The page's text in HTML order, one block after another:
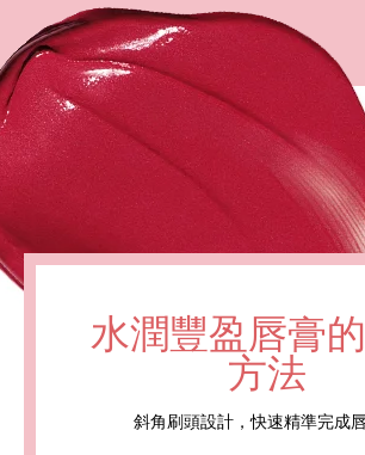
水潤豐盈唇膏
方法
斜角刷頭設計，快速精準完成唇